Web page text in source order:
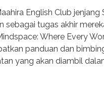
English Club
tugas akhir
Where Every
panduan dan
yang akan diambil